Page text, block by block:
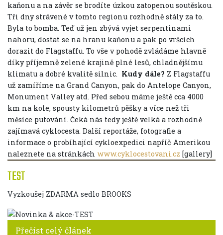
TEST
Vyzkoušej ZDARMA sedlo BROOKS
Přečíst celý článek
kaňonu a na závěr se brodíte úzkou zatopenou soutěskou.
Tři dny strávené v tomto regionu rozhodně stály za to.
Byla to bomba. Teď už jen zbývá vyjet serpentinami
nahoru, dostat se na hranu kaňonu a pak po vršcích
dorazit do Flagstaffu. To vše v pohodě zvládáme hlavně
díky příjemně zelené krajině plné lesů, chladnějšímu
klimatu a dobré kvalitě silnic. Kudy dále? Z Flagstaffu
už zamíříme na Grand Canyon, pak do Antelope Canyon,
Monument Valley atd. Před sebou máme ještě cca 4000
km na kole, spousty kilometrů pěšky a více než tři
měsíce putování. Čeká nás tedy ještě velká a rozhodně
zajímavá cyklocesta. Další reportáže, fotografie a
informace o probíhající cykloexpedici napříč Amerikou
naleznete na stránkách www.cyklocestovani.cz [gallery]